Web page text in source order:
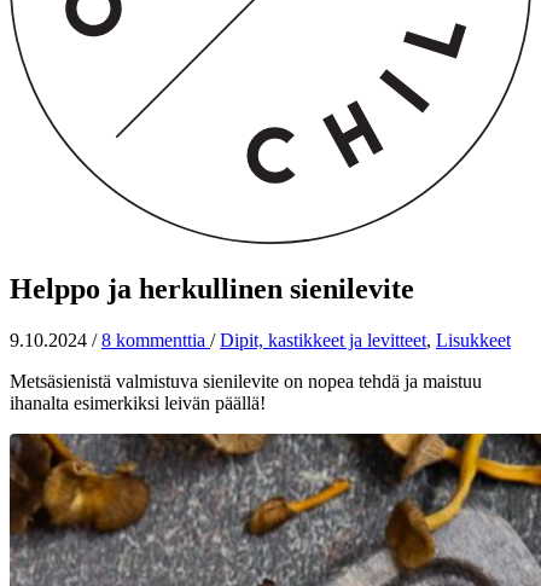
Helppo ja herkullinen sienilevite
9.10.2024 / 8 kommenttia / Dipit, kastikkeet ja levitteet, Lisukkeet
Metsäsienistä valmistuva sienilevite on nopea tehdä ja maistuu
ihanalta esimerkiksi leivän päällä!